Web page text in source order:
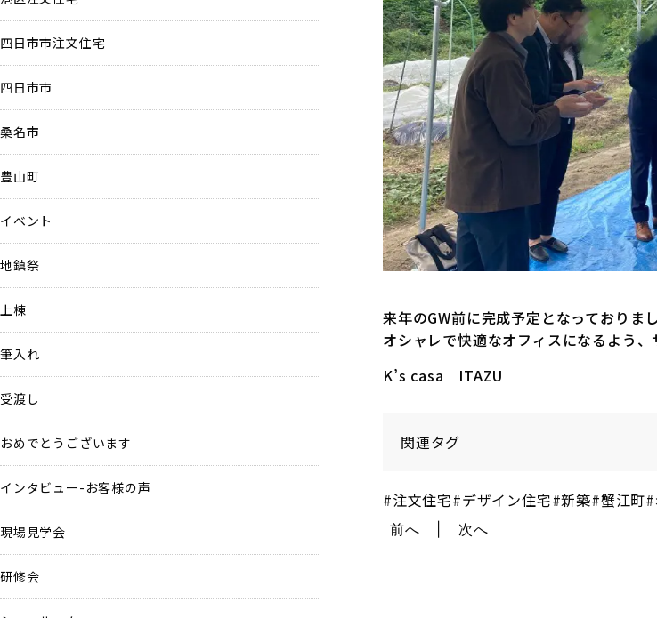
来年のGW前に完成予定となっておりま
オシャレで快適なオフィスになるよう
K’s casa ITAZU
関連タグ
#注文住宅#デザイン住宅#新築#蟹江町
前へ 次へ
四日市市注文住宅
四日市市
桑名市
豊山町
イベント
地鎮祭
上棟
筆入れ
受渡し
おめでとうございます
インタビュー-お客様の声
現場見学会
研修会